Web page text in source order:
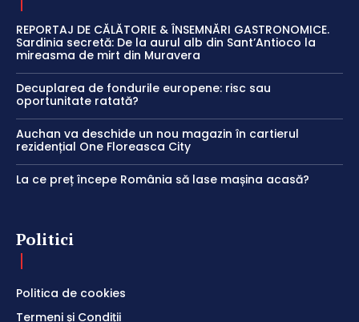
REPORTAJ DE CĂLĂTORIE & ÎNSEMNĂRI GASTRONOMICE.
Sardinia secretă: De la aurul alb din Sant’Antioco la
mireasma de mirt din Muravera
Decuplarea de fondurile europene: risc sau
oportunitate ratată?
Auchan va deschide un nou magazin în cartierul
rezidențial One Floreasca City
La ce preț începe România să lase mașina acasă?
Politici
Politica de cookies
Termeni și Condiții